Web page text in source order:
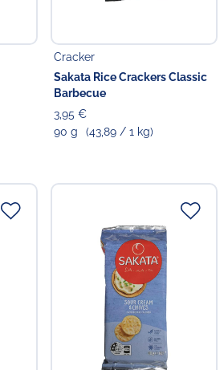
Cracker
Sakata Rice Crackers Classic
Barbecue
3,95 €
90 g
(43,89 / 1 kg)